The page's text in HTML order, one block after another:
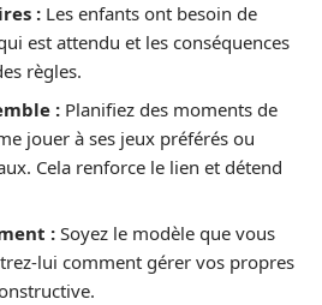
: Les enfants ont besoin de
est attendu et les conséquences
règles.
: Planifiez des moments de
jouer à ses jeux préférés ou
Cela renforce le lien et détend
: Soyez le modèle que vous
lui comment gérer vos propres